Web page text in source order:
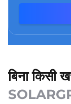
बिना किसी